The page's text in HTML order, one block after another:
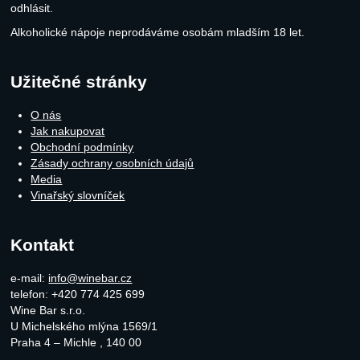
odhlásit.
Alkoholické nápoje neprodáváme osobám mladším 18 let.
Užitečné stránky
O nás
Jak nakupovat
Obchodní podmínky
Zásady ochrany osobních údajů
Media
Vinařský slovníček
Kontakt
e-mail: info@winebar.cz
telefon: +420 774 425 699
Wine Bar s.r.o.
U Michelského mlýna 1569/1
Praha 4 – Michle
140 00